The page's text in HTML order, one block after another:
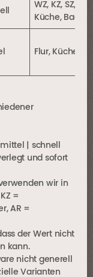
WZ, KZ, SZ,
Küche, Bad,
Flur, Küche,
| schnell
und sofort
wir in
=
AR =
der Wert nicht
kann.
nicht generell
Varianten